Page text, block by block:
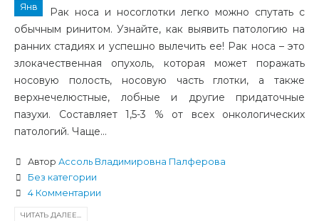
Янв
Рак носа и носоглотки легко можно спутать с
обычным ринитом. Узнайте, как выявить патологию на
ранних стадиях и успешно вылечить ее! Рак носа – это
злокачественная опухоль, которая может поражать
носовую полость, носовую часть глотки, а также
верхнечелюстные, лобные и другие придаточные
пазухи. Составляет 1,5-3 % от всех онкологических
патологий. Чаще...
Автор Ассоль Владимировна Палферова
Без категории
4 Комментарии
ЧИТАТЬ ДАЛЕЕ...